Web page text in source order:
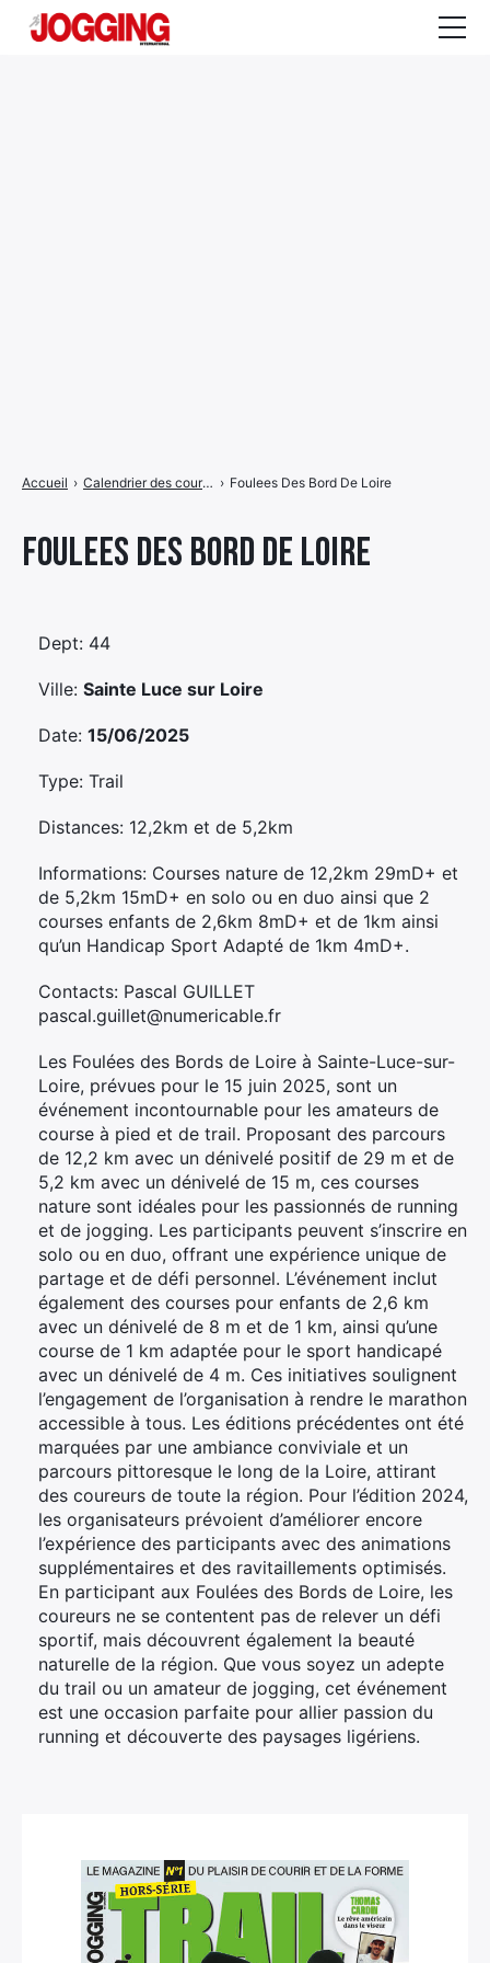
Foulees Des Bord De Loire
Accueil › Calendrier des courses › Foulees Des Bord De Loire
Dept: 44
Ville: Sainte Luce sur Loire
Date: 15/06/2025
Type: Trail
Distances: 12,2km et de 5,2km
Informations: Courses nature de 12,2km 29mD+ et
de 5,2km 15mD+ en solo ou en duo ainsi que 2
courses enfants de 2,6km 8mD+ et de 1km ainsi
qu’un Handicap Sport Adapté de 1km 4mD+.
Contacts: Pascal GUILLET
pascal.guillet@numericable.fr
Les Foulées des Bords de Loire à Sainte-Luce-sur-
Loire, prévues pour le 15 juin 2025, sont un
événement incontournable pour les amateurs de
course à pied et de trail. Proposant des parcours
de 12,2 km avec un dénivelé positif de 29 m et de
5,2 km avec un dénivelé de 15 m, ces courses
nature sont idéales pour les passionnés de running
et de jogging. Les participants peuvent s’inscrire en
solo ou en duo, offrant une expérience unique de
partage et de défi personnel. L’événement inclut
également des courses pour enfants de 2,6 km
avec un dénivelé de 8 m et de 1 km, ainsi qu’une
course de 1 km adaptée pour le sport handicapé
avec un dénivelé de 4 m. Ces initiatives soulignent
l’engagement de l’organisation à rendre le marathon
accessible à tous. Les éditions précédentes ont été
marquées par une ambiance conviviale et un
parcours pittoresque le long de la Loire, attirant
des coureurs de toute la région. Pour l’édition 2024,
les organisateurs prévoient d’améliorer encore
l’expérience des participants avec des animations
supplémentaires et des ravitaillements optimisés.
En participant aux Foulées des Bords de Loire, les
coureurs ne se contentent pas de relever un défi
sportif, mais découvrent également la beauté
naturelle de la région. Que vous soyez un adepte
du trail ou un amateur de jogging, cet événement
est une occasion parfaite pour allier passion du
running et découverte des paysages ligériens.
de
ÉlémentÉlément